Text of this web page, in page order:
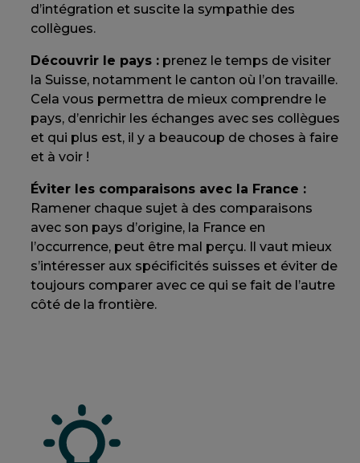
d’intégration et suscite la sympathie des
collègues.
Découvrir le pays : prenez le temps de visiter
la Suisse, notamment le canton où l’on travaille.
Cela vous permettra de mieux comprendre le
pays, d’enrichir les échanges avec ses collègues
et qui plus est, il y a beaucoup de choses à faire
et à voir !
Éviter les comparaisons avec la France :
Ramener chaque sujet à des comparaisons
avec son pays d’origine, la France en
l’occurrence, peut être mal perçu. Il vaut mieux
s’intéresser aux spécificités suisses et éviter de
toujours comparer avec ce qui se fait de l’autre
côté de la frontière.